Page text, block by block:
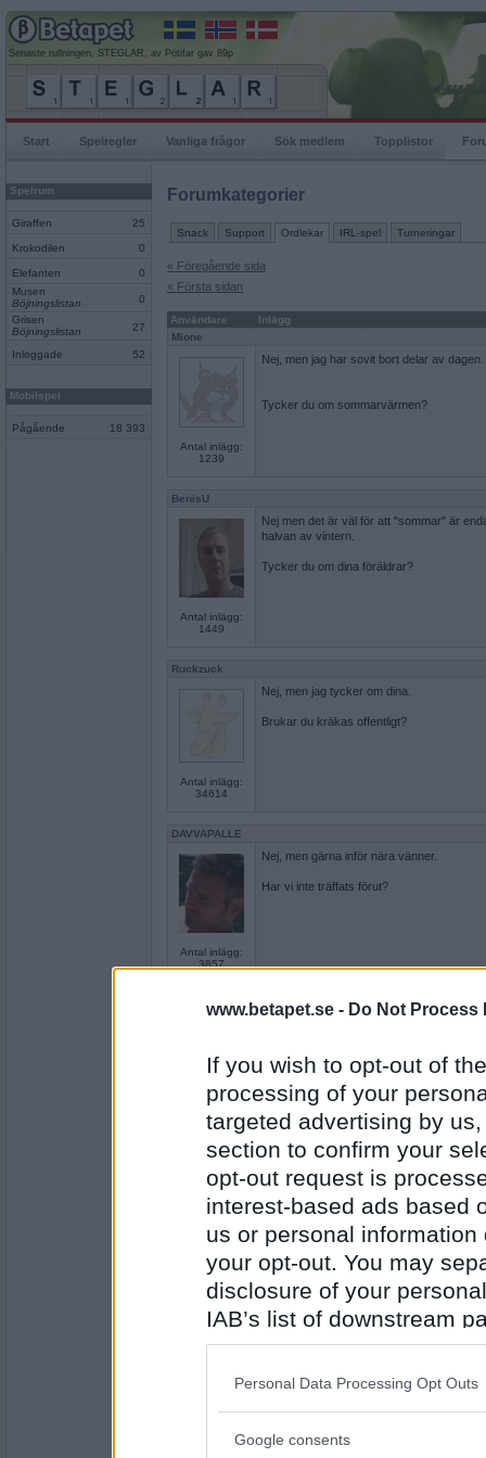
www.betapet.se - Do Not Process
If you wish to opt-out of
processing of your
targeted advertising by
section to confirm your
opt-out request is
interest-based ads based
us or personal
your opt-out. You may
disclosure of your
IAB’s list of downstream
also be disclosed by us
Downstream Participants
Please note that this
Personal Data Processing Opt Outs
Google consents
Senaste rullningen, STEGLAR, av Pötifar gav 89p
Start Spelregler Vanliga frågor Sök medlem Topplistor
Spelrum
Giraffen 25
Krokodilen 0
Elefanten
0
Musen
Böjningslistan
0
Grisen
Böjningslistan
27
Inloggade 52
Mobilspel
Pågående 18 393
Forumkategorier
Snack Support Ordlekar IRL-spel Turneringar
« Föregående sida
« Första sidan
Användare
Inlägg
Mione
Antal inlägg:
1239
Nej, men jag har sovit bort delar av dagen.
Tycker du om sommarvärmen?
BenisU
Antal inlägg:
1449
Nej men det är väl för att "sommar" är
halvan av vintern.
Tycker du om dina föräldrar?
Ruckzuck
Antal inlägg:
34614
Nej, men jag tycker om dina.
Brukar du kräkas offentligt?
DAVVAPALLE
Antal inlägg:
3857
Nej, men gärna inför nära vänner.
Har vi inte träffats förut?
BenisU
Antal inlägg:
Vill du vinna massor med pengar?
Nickolina6
Antal inlägg: 810
Nej, men en extra slant skulle sitta fint.
Smörgås med körsbärsmarmelad, är det
Antal inlägg:
Nej men gärna en ostmacka skulle sitta
Dricker du kaffe?